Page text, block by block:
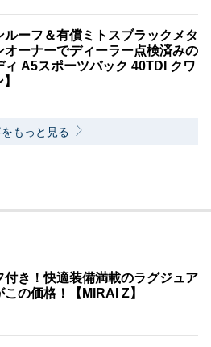
ルーフ＆有償ミトスブラックメタ
オーナーでディーラー点検済みの
ィ A5スポーツバック 40TDI クワ
もっと見る
付き！快適装備満載のラグジュア
この価格！【MIRAI Z】